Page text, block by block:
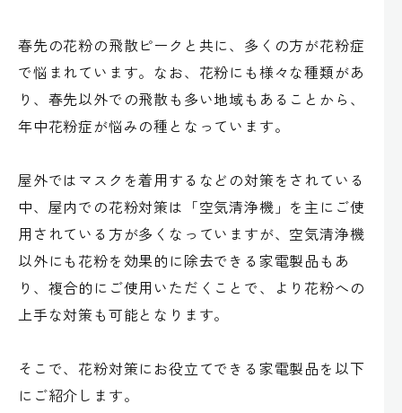
春先の花粉の飛散ピークと共に、多くの方が花粉症
で悩まれています。なお、花粉にも様々な種類があ
り、春先以外での飛散も多い地域もあることから、
年中花粉症が悩みの種となっています。
屋外ではマスクを着用するなどの対策をされている
中、屋内での花粉対策は「空気清浄機」を主にご使
用されている方が多くなっていますが、空気清浄機
以外にも花粉を効果的に除去できる家電製品もあ
り、複合的にご使用いただくことで、より花粉への
上手な対策も可能となります。
そこで、花粉対策にお役立てできる家電製品を以下
にご紹介します。